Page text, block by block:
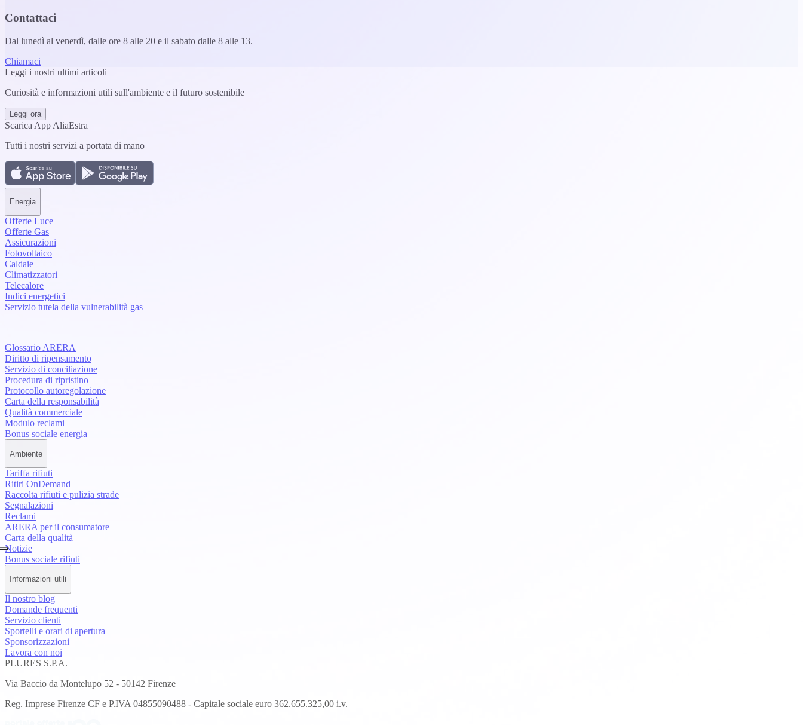
Contattaci
Dal lunedì al venerdì, dalle ore 8 alle 20 e il sabato dalle 8 alle 13.
Chiamaci
Leggi i nostri ultimi articoli
Curiosità e informazioni utili sull'ambiente e il futuro sostenibile
Leggi ora
Scarica App AliaEstra
Tutti i nostri servizi a portata di mano
Energia
Offerte Luce
Offerte Gas
Assicurazioni
Fotovoltaico
Caldaie
Climatizzatori
Telecalore
Indici energetici
Servizio tutela della vulnerabilità gas
Glossario ARERA
Diritto di ripensamento
Servizio di conciliazione
Procedura di ripristino
Protocollo autoregolazione
Carta della responsabilità
Qualità commerciale
Modulo reclami
Bonus sociale energia
Ambiente
Tariffa rifiuti
Ritiri OnDemand
Raccolta rifiuti e pulizia strade
Segnalazioni
Reclami
ARERA per il consumatore
Carta della qualità
Notizie
Bonus sociale rifiuti
Informazioni utili
Il nostro blog
Domande frequenti
Servizio clienti
Sportelli e orari di apertura
Sponsorizzazioni
Lavora con noi
PLURES S.P.A.
Via Baccio da Montelupo 52 - 50142 Firenze
Reg. Imprese Firenze CF e P.IVA 04855090488 - Capitale sociale euro 362.655.325,00 i.v.